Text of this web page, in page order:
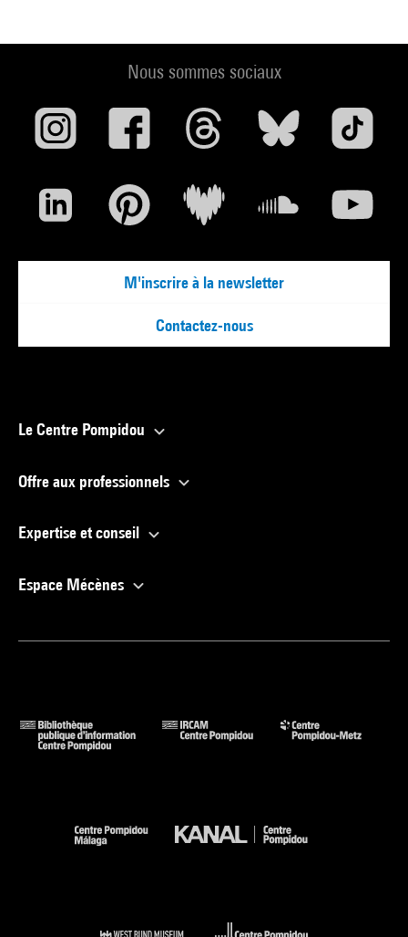
Nous sommes sociaux
M'inscrire à la newsletter
Contactez-nous
Le Centre Pompidou
Offre aux professionnels
Expertise et conseil
Espace Mécènes